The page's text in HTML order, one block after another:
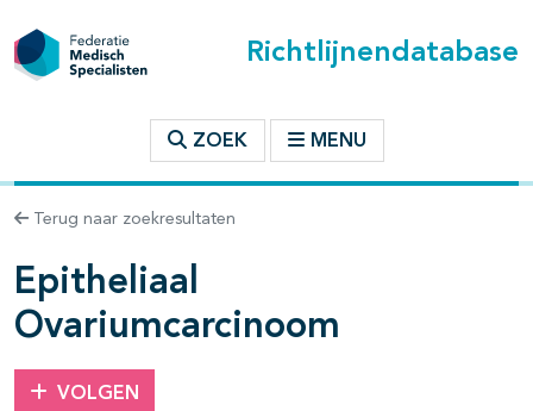
Richtlijnendatabase
ZOEK MENU
Terug naar zoekresultaten
Epitheliaal
Ovariumcarcinoom
VOLGEN
binnen deze richtlijn